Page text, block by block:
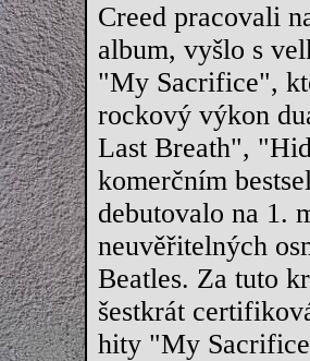
Creed pracovali
album, vyšlo s
"My Sacrifice",
rockový výkon
Last Breath",
komerčním
debutovalo na 1.
neuvěřitelných
Beatles. Za tuto
šestkrát
hity "My